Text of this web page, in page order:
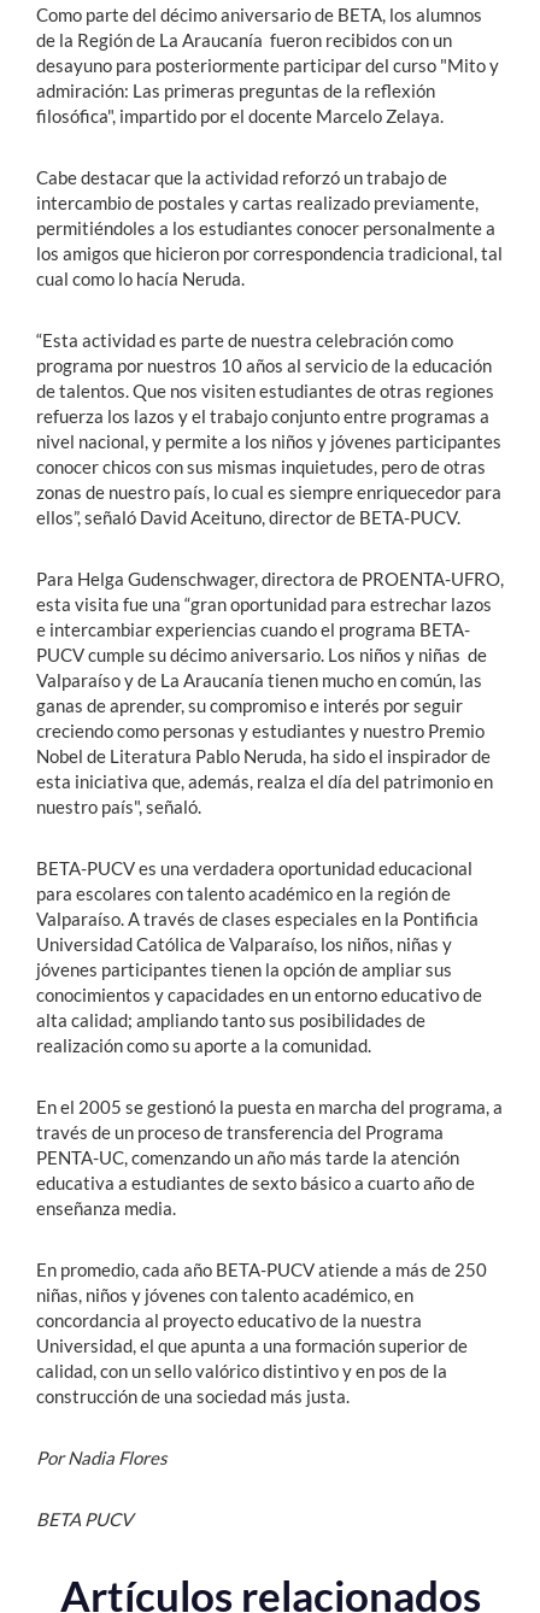
Como parte del décimo aniversario de BETA, los alumnos
de la Región de La Araucanía fueron recibidos con un
desayuno para posteriormente participar del curso "Mito y
admiración: Las primeras preguntas de la reflexión
filosófica", impartido por el docente Marcelo Zelaya.
Cabe destacar que la actividad reforzó un trabajo de
intercambio de postales y cartas realizado previamente,
permitiéndoles a los estudiantes conocer personalmente a
los amigos que hicieron por correspondencia tradicional, tal
cual como lo hacía Neruda.
“Esta actividad es parte de nuestra celebración como
programa por nuestros 10 años al servicio de la educación
de talentos. Que nos visiten estudiantes de otras regiones
refuerza los lazos y el trabajo conjunto entre programas a
nivel nacional, y permite a los niños y jóvenes participantes
conocer chicos con sus mismas inquietudes, pero de otras
zonas de nuestro país, lo cual es siempre enriquecedor para
ellos”, señaló David Aceituno, director de BETA-PUCV.
Para Helga Gudenschwager, directora de PROENTA-UFRO,
esta visita fue una “gran oportunidad para estrechar lazos
e intercambiar experiencias cuando el programa BETA-
PUCV cumple su décimo aniversario. Los niños y niñas de
Valparaíso y de La Araucanía tienen mucho en común, las
ganas de aprender, su compromiso e interés por seguir
creciendo como personas y estudiantes y nuestro Premio
Nobel de Literatura Pablo Neruda, ha sido el inspirador de
esta iniciativa que, además, realza el día del patrimonio en
nuestro país", señaló.
BETA-PUCV es una verdadera oportunidad educacional
para escolares con talento académico en la región de
Valparaíso. A través de clases especiales en la Pontificia
Universidad Católica de Valparaíso, los niños, niñas y
jóvenes participantes tienen la opción de ampliar sus
conocimientos y capacidades en un entorno educativo de
alta calidad; ampliando tanto sus posibilidades de
realización como su aporte a la comunidad.
En el 2005 se gestionó la puesta en marcha del programa, a
través de un proceso de transferencia del Programa
PENTA-UC, comenzando un año más tarde la atención
educativa a estudiantes de sexto básico a cuarto año de
enseñanza media.
En promedio, cada año BETA-PUCV atiende a más de 250
niñas, niños y jóvenes con talento académico, en
concordancia al proyecto educativo de la nuestra
Universidad, el que apunta a una formación superior de
calidad, con un sello valórico distintivo y en pos de la
construcción de una sociedad más justa.
Por Nadia Flores
BETA PUCV
Artículos relacionados